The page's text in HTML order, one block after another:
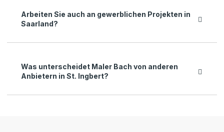
Arbeiten Sie auch an gewerblichen Projekten in
Saarland?
Was unterscheidet Maler Bach von anderen
Anbietern in St. Ingbert?